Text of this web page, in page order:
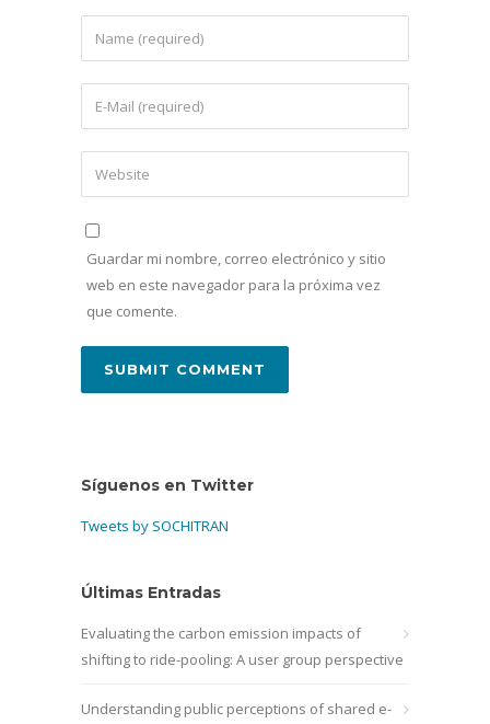
Guardar mi nombre, correo electrónico y sitio
web en este navegador para la próxima vez
que comente.
Síguenos en Twitter
Tweets by SOCHITRAN
Últimas Entradas
Evaluating the carbon emission impacts of
shifting to ride-pooling: A user group perspective
Understanding public perceptions of shared e-